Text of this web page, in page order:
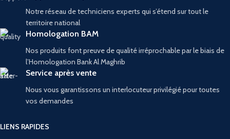
Notre réseau de techniciens experts qui s’étend sur tout le
territoire national
Homologation BAM
Nos produits font preuve de qualité irréprochable par le biais de
l’Homologation Bank Al Maghrib
Service après vente
Nous vous garantissons un interlocuteur privilégié pour toutes
vos demandes
LIENS RAPIDES